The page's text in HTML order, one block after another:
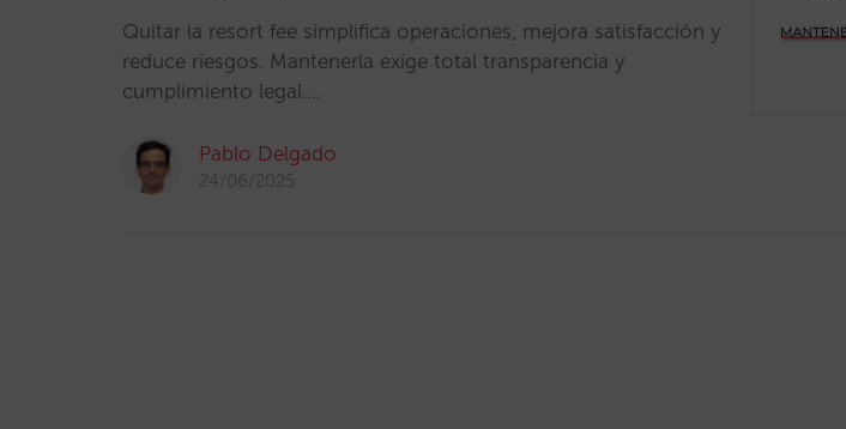
Quitar la resort fee simplifica operaciones, mejora satisfacción y
reduce riesgos. Mantenerla exige total transparencia y
cumplimiento legal.…
Pablo Delgado
24/06/2025